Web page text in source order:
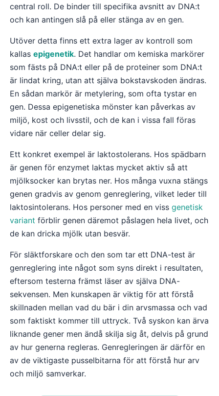
central roll. De binder till specifika avsnitt av DNA:t
och kan antingen slå på eller stänga av en gen.
Utöver detta finns ett extra lager av kontroll som
kallas epigenetik. Det handlar om kemiska markörer
som fästs på DNA:t eller på de proteiner som DNA:t
är lindat kring, utan att själva bokstavskoden ändras.
En sådan markör är metylering, som ofta tystar en
gen. Dessa epigenetiska mönster kan påverkas av
miljö, kost och livsstil, och de kan i vissa fall föras
vidare när celler delar sig.
Ett konkret exempel är laktostolerans. Hos spädbarn
är genen för enzymet laktas mycket aktiv så att
mjölksocker kan brytas ner. Hos många vuxna stängs
genen gradvis av genom genreglering, vilket leder till
laktosintolerans. Hos personer med en viss genetisk
variant förblir genen däremot påslagen hela livet, och
de kan dricka mjölk utan besvär.
För släktforskare och den som tar ett DNA-test är
genreglering inte något som syns direkt i resultaten,
eftersom testerna främst läser av själva DNA-
sekvensen. Men kunskapen är viktig för att förstå
skillnaden mellan vad du bär i din arvsmassa och vad
som faktiskt kommer till uttryck. Två syskon kan ärva
liknande gener men ändå skilja sig åt, delvis på grund
av hur generna regleras. Genregleringen är därför en
av de viktigaste pusselbitarna för att förstå hur arv
och miljö samverkar.